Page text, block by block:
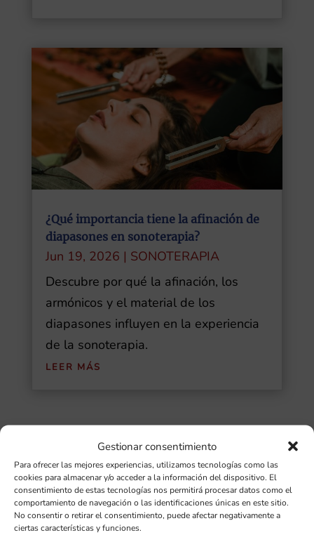
Gestionar consentimiento
Para ofrecer las mejores experiencias, utilizamos tecnologías como las
cookies para almacenar y/o acceder a la información del dispositivo. El
consentimiento de estas tecnologías nos permitirá procesar datos como el
comportamiento de navegación o las identificaciones únicas en este sitio.
No consentir o retirar el consentimiento, puede afectar negativamente a
ciertas características y funciones.
¿Qué importancia tiene la afinación de
diapasones en sonoterapia?
Jun 19, 2026 | SONOTERAPIA
Descubre por qué la afinación, los
armónicos y el material de los
diapasones influyen en la experiencia
de la sonoterapia.
LEER MÁS
Ultimas Entradas
Diapasones binaurales: guía completa de